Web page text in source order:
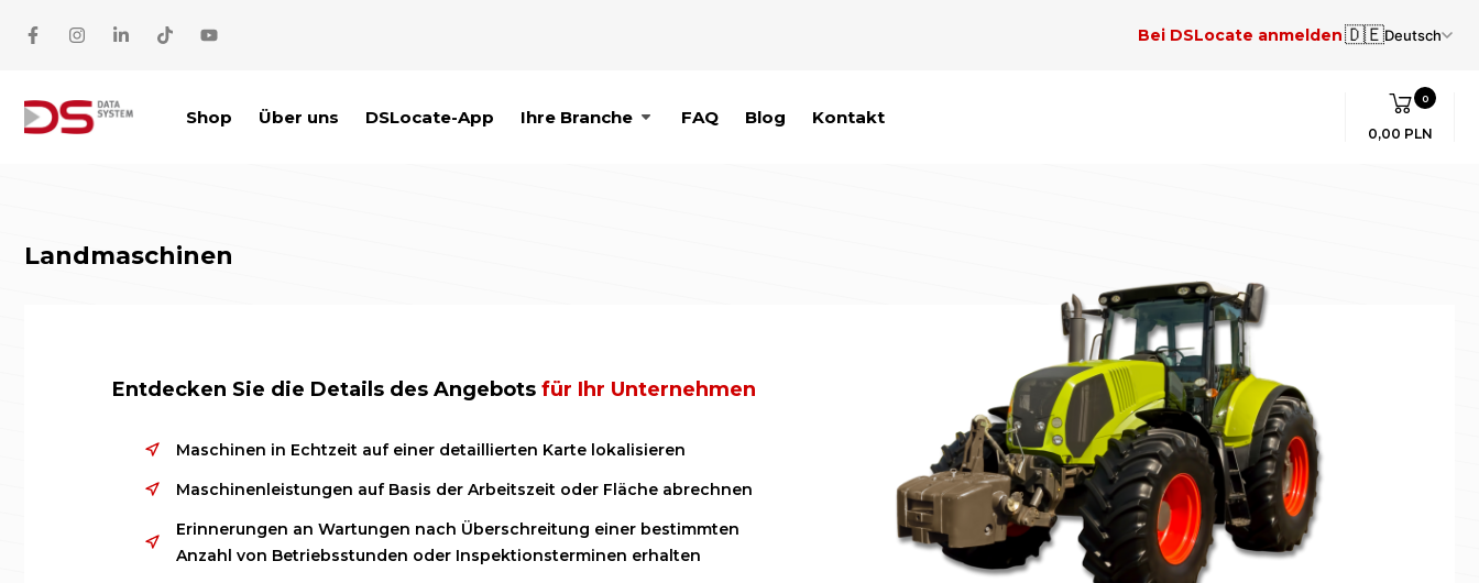
Bei DSLocate anmelden🇩🇪Deutsch
Shop Über uns DSLocate-App Ihre Branche FAQ Blog Kontakt
0
0,00 PLN
Landmaschinen
Entdecken Sie die Details des Angebots für Ihr Unternehmen
Maschinen in Echtzeit auf einer detaillierten Karte lokalisieren
Maschinenleistungen auf Basis der Arbeitszeit oder Fläche abrechnen
Erinnerungen an Wartungen nach Überschreitung einer bestimmten
Anzahl von Betriebsstunden oder Inspektionsterminen erhalten